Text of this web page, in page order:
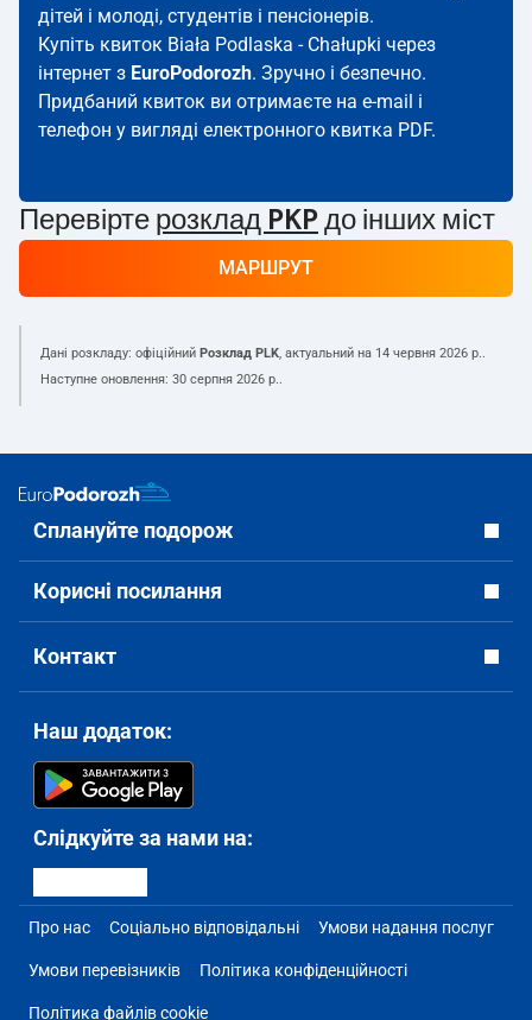
дітей і молоді, студентів і пенсіонерів.
Купіть квиток Biała Podlaska - Chałupki через
інтернет з EuroPodorozh. Зручно і безпечно.
Придбаний квиток ви отримаєте на e-mail і
телефон у вигляді електронного квитка PDF.
Перевірте розклад PKP до інших міст
МАРШРУТ
Дані розкладу: офіційний Розклад PLK, актуальний на 14 червня 2026 р..
Наступне оновлення: 30 серпня 2026 р..
Сплануйте подорож
Корисні посилання
Контакт
Наш додаток:
Слідкуйте за нами на:
Про нас Соціально відповідальні Умови надання послуг
Умови перевізників Політика конфіденційності
Політика файлів cookie